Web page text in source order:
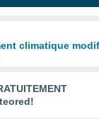
climatique